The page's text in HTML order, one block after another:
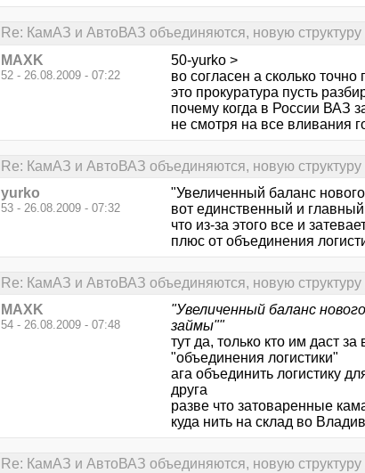
Re: КамАЗ и АвтоВАЗ объединяются, новую структуру
MAXK
52 - 26.08.2009 - 07:22
50-yurko >
во согласен а сколько
это прокуратура пусть
почему когда в России ВАЗ
не смотря на все вливания
Re: КамАЗ и АвтоВАЗ объединяются, новую структуру
yurko
53 - 26.08.2009 - 07:32
"Увеличенный баланс
вот единственный и
что из-за этого все и
плюс от объединения
Re: КамАЗ и АвтоВАЗ объединяются, новую структуру
MAXK
54 - 26.08.2009 - 07:48
"Увеличенный баланс
займы""
тут да, только кто им даст
"объединения логистики"
ага объединить логистику
друга
разве что затоваренные
куда нить на склад во
Re: КамАЗ и АвтоВАЗ объединяются, новую